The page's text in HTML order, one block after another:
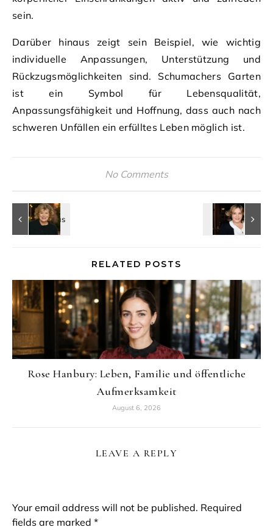
sein.
Darüber hinaus zeigt sein Beispiel, wie wichtig
individuelle Anpassungen, Unterstützung und
Rückzugsmöglichkeiten sind. Schumachers Garten
ist ein Symbol für Lebensqualität,
Anpassungsfähigkeit und Hoffnung, dass auch nach
schweren Unfällen ein erfülltes Leben möglich ist.
No Comments
RELATED POSTS
Rose Hanbury: Leben, Familie und öffentliche
Aufmerksamkeit
August 6, 2026
LEAVE A REPLY
Your email address will not be published. Required
fields are marked *